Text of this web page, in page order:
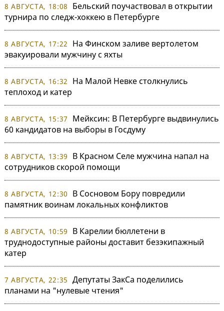
8 АВГУСТА, 18:08
Бельский поучаствовал в открытии
турнира по следж-хоккею в Петербурге
8 АВГУСТА, 17:22
На Финском заливе вертолетом
эвакуировали мужчину с яхты
8 АВГУСТА, 16:32
На Малой Невке столкнулись
теплоход и катер
8 АВГУСТА, 15:37
Мейксин: В Петербурге выдвинулись
60 кандидатов на выборы в Госдуму
8 АВГУСТА, 13:39
В Красном Селе мужчина напал на
сотрудников скорой помощи
8 АВГУСТА, 12:30
В Сосновом Бору повредили
памятник воинам локальных конфликтов
8 АВГУСТА, 10:59
В Карелии бюллетени в
труднодоступные районы доставит безэкипажный
катер
7 АВГУСТА, 22:35 Депутаты ЗакСа поделились
планами на "нулевые чтения"